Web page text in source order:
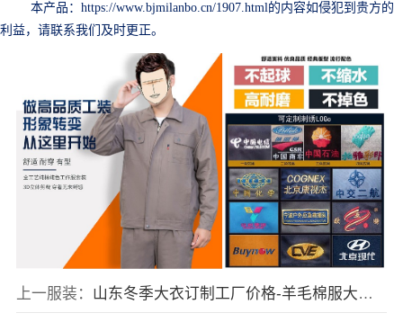
本产品： https://www.bjmilanbo.cn/1907.html的内容如侵犯到贵方的
利益，请联系我们及时更正。
上一服装： 山东冬季大衣订制工厂价格-羊毛棉服大衣定做-质优价廉